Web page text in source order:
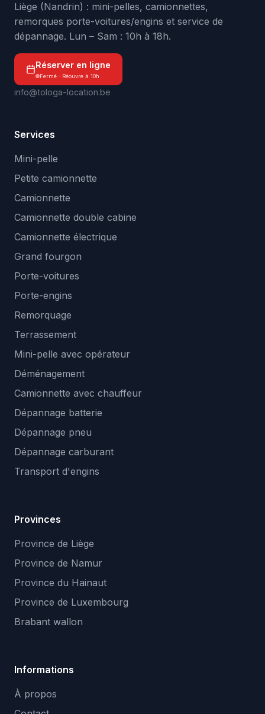
Liège (Nandrin) : mini-pelles, camionnettes,
remorques porte-voitures/engins et service de
dépannage. Lun – Sam : 10h à 18h.
Réserver en ligne
Fermé · Réouvre à 10h
info@tologa-location.be
Services
Mini-pelle
Petite camionnette
Camionnette
Camionnette double cabine
Camionnette électrique
Grand fourgon
Porte-voitures
Porte-engins
Remorquage
Terrassement
Mini-pelle avec opérateur
Déménagement
Camionnette avec chauffeur
Dépannage batterie
Dépannage pneu
Dépannage carburant
Transport d'engins
Provinces
Province de Liège
Province de Namur
Province du Hainaut
Province de Luxembourg
Brabant wallon
Informations
À propos